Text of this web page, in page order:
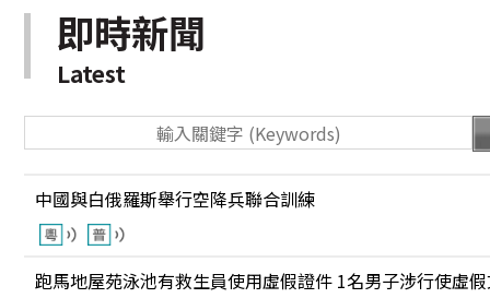
即時新聞
Latest
中國與白俄羅斯舉行空降兵聯合訓練
跑馬地屋苑泳池有救生員使用虛假證件 1名男子涉行使虛